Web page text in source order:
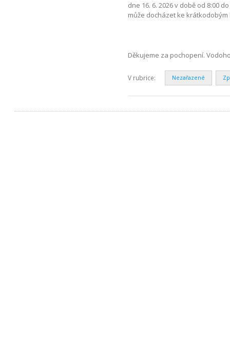
dne 16. 6. 2026 v době od 8:00
může docházet ke
Děkujeme za pochopení.
V rubrice: Nezařazené